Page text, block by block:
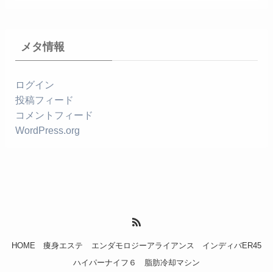
メタ情報
ログイン
投稿フィード
コメントフィード
WordPress.org
HOME 痩身エステ エンダモロジーアライアンス
インディバER45
ハイパーナイフ６
脂肪冷却マシン